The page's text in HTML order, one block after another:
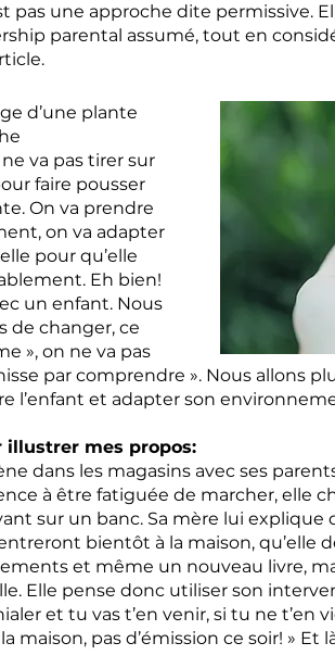
pas une approche dite permissive.
parental assumé, tout en
d’une plante
va pas tirer sur
faire pousser
On va prendre
on va adapter
pour qu’elle
Eh bien!
un enfant. Nous
de changer, ce
», on ne va pas
par comprendre ». Nous allons
l’enfant et adapter son
illustrer mes propos:
dans les magasins avec ses
à être fatiguée de marcher, elle
sur un banc. Sa mère lui explique
bientôt à la maison, qu’elle
et même un nouveau livre,
Elle pense donc utiliser son
et tu vas t’en venir, si tu ne t’en
maison, pas d’émission ce soir! » Et